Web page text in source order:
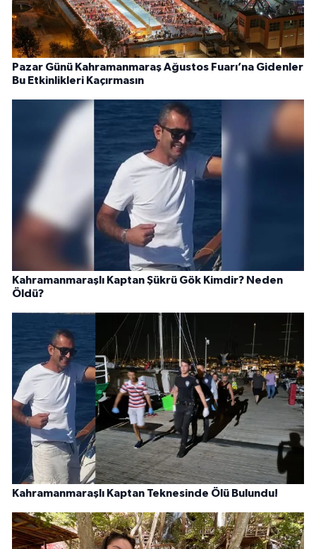
Pazar Günü Kahramanmaraş Ağustos Fuarı’na Gidenler
Bu Etkinlikleri Kaçırmasın
Kahramanmaraşlı Kaptan Şükrü Gök Kimdir? Neden
Öldü?
Kahramanmaraşlı Kaptan Teknesinde Ölü Bulundu!